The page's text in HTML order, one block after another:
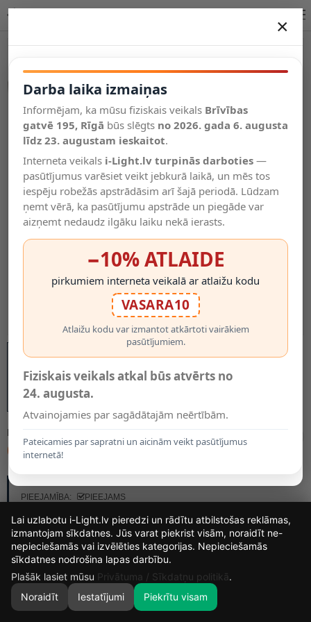
Salīdzināt
Vēlmju
saraksts
Valodas
0
MODELIS:
0.22€
PIEEJAMĪBA:
PIEEJAMS
×
Darba laika izmaiņas
Informējam, ka mūsu fiziskais veikals Brīvības
gatvē 195, Rīgā būs slēgts no 2026. gada 6. augusta
līdz 23. augustam ieskaitot.
Interneta veikals i-Light.lv turpinās darboties —
pasūtījumus varēsiet veikt jebkurā laikā, un mēs tos
iespēju robežās apstrādāsim arī šajā periodā. Lūdzam
ņemt vērā, ka pasūtījumu apstrāde un piegāde var
aizņemt nedaudz ilgāku laiku nekā ierasts.
−10% ATLAIDE
pirkumiem interneta veikalā ar atlaižu kodu
VASARA10
Atlaižu kodu var izmantot atkārtoti vairākiem
pasūtījumiem.
Fiziskais veikals atkal būs atvērts no
24. augusta.
Atvainojamies par sagādātajām neērtībām.
Pateicamies par sapratni un aicinām veikt pasūtījumus
internetā!
16
DIENAS
3
STUNDAS
52
MIN.
4
Lai uzlabotu i-Light.lv pieredzi un rādītu atbilstošas reklāmas,
izmantojam sīkdatnes. Jūs varat piekrist visām, noraidīt ne-
nepieciešamās vai izvēlēties kategorijas. Nepieciešamās
sīkdatnes nodrošina lapas darbību.
Plašāk lasiet mūsu Privātuma / Sīkdatņu politikā.
Noraidīt
Iestatījumi Piekrītu visam